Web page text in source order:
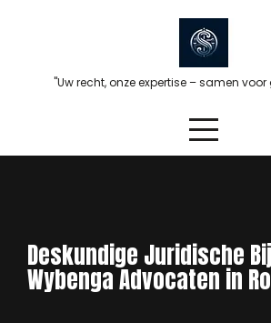
"Uw recht, onze expertise – samen
Deskundige Juridische
Wybenga Advocaten in